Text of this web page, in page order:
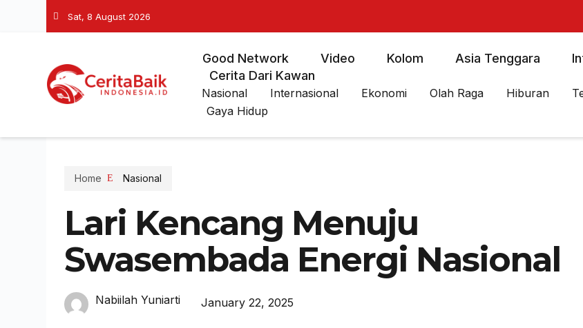
Sat, 8 August 2026
Good Network Video Kolom Asia Tenggara
Cerita Dari Kawan
Nasional Internasional Ekonomi Olah Raga Hiburan
Gaya Hidup
Home Nasional
Lari Kencang Menuju
Swasembada Energi Nasional
Nabiilah Yuniarti January 22, 2025